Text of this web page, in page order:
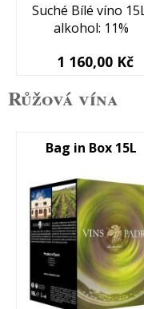
Suché Bílé víno
alkohol: 11%
1 160,00 Kč
Růžová vína
Bag in Box 15L